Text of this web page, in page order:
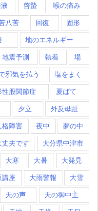
啓蟄 喉の痛み
八苦 回復 固形
地のエネルギー
地震予測 執着 場
邪気を払う 塩をまく
性股関節症 夏ばて
夕立 外反母趾
格障害 夜中 夢の中
丈夫です 大分県中津市
大寒 大暑 大発見
講座 大雨警報 大雪
天の声 天の御中主